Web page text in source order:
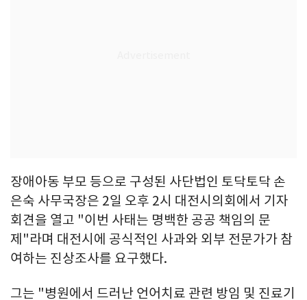
장애아동 부모 등으로 구성된 사단법인 토닥토닥 손
은숙 사무국장은 2일 오후 2시 대전시의회에서 기자
회견을 열고 "이번 사태는 명백한 공공 책임의 문
제"라며 대전시에 공식적인 사과와 외부 전문가가 참
여하는 진상조사를 요구했다.
그는 "병원에서 드러난 언어치료 관련 방임 및 진료기